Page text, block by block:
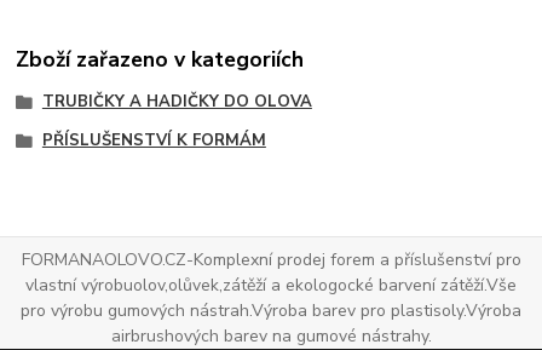
Zboží zařazeno v kategoriích
TRUBIČKY A HADIČKY DO OLOVA
PŘÍSLUŠENSTVÍ K FORMÁM
FORMANAOLOVO.CZ-Komplexní prodej forem a příslušenství pro
vlastní výrobuolov,olůvek,zátěží a ekologocké barvení zátěží.Vše
pro výrobu gumových nástrah.Výroba barev pro plastisoly.Výroba
airbrushových barev na gumové nástrahy.